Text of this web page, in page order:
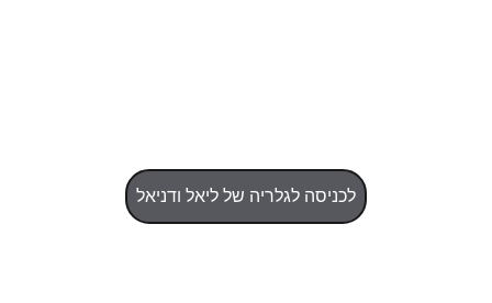
לכניסה לגלריה של ליאל ודניאל